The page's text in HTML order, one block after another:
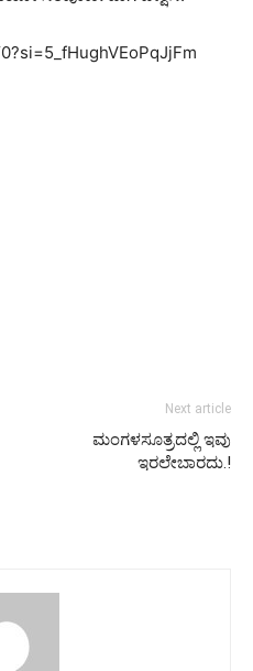
Next article
ಮಂಗಳಸೂತ್ರದಲ್ಲಿ ಇವು
ಇರಲೇಬಾರದು.!